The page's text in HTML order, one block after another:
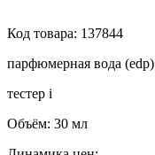
Код товара: 137844
парфюмерная вода (edp)
тестер i
Объём: 30 мл